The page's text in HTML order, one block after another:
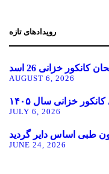
رویدادهای تازه
AUGUST 6, 2026
JULY 6, 2026
JUNE 24, 2026